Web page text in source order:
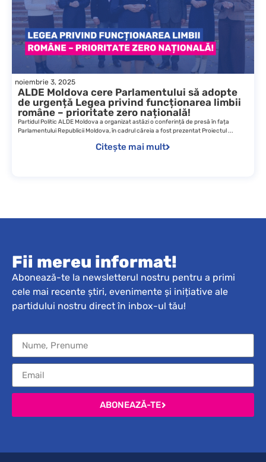
noiembrie 3, 2025
ALDE Moldova cere Parlamentului să adopte
de urgență Legea privind funcționarea limbii
române – prioritate zero națională!
Partidul Politic ALDE Moldova a organizat astăzi o conferință de presă în fața
Parlamentului Republicii Moldova, în cadrul căreia a fost prezentat Proiectul ...
Citește mai mult
Fii mereu informat!
Abonează-te la newsletterul nostru pentru a primi
cele mai recente știri, evenimente și inițiative ale
partidului nostru direct în inbox-ul tău!
ABONEAZĂ-TE